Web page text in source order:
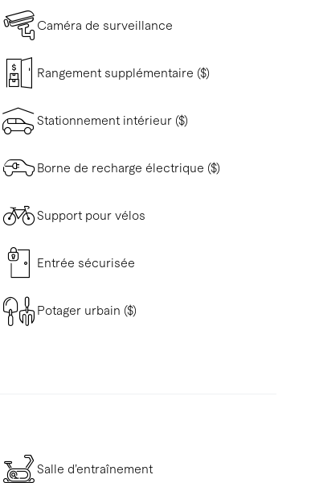
Caméra de surveillance
Rangement supplémentaire ($)
Stationnement intérieur ($)
Borne de recharge électrique ($)
Support pour vélos
Entrée sécurisée
Potager urbain ($)
Salle d’entraînement